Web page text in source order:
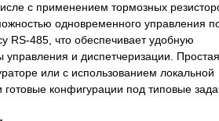
с применением тормозных
одновременного управления
RS-485, что обеспечивает удобную
и диспетчеризации. Простая
или с использованием локальной
конфигурации под типовые